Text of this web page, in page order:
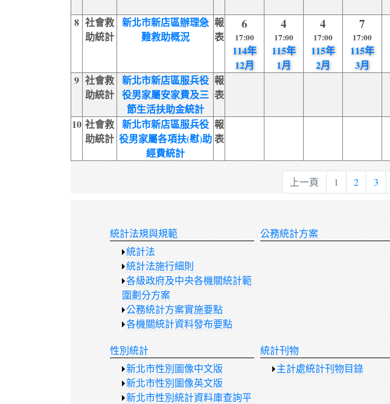
8 社會救
助統計
新北市新店區辦理急
難救助概況
報
表
6
17:00
114年
12月
4
17:00
115年
1月
4
17:00
115年
2月
7
17:00
115年
3月
9 社會救
助統計
新北市新店區服兵役
役男家屬安家費及三
節生活扶助金統計
報
表
10 社會救
助統計
新北市新店區服兵役
役男家屬各項扶(慰)助
經費統計
報
表
上一頁 1 2 3
統計法規與規範
統計法
統計法施行細則
各級政府及中央各機關統計範
圍劃分方案
公務統計方案實施要點
各機關統計資料發布要點
公務統計方案
性別統計
新北市性別圖像中文版
新北市性別圖像英文版
新北市性別統計資料庫查詢平
統計刊物
主計處統計刊物目錄